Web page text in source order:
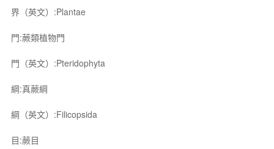
界（英文）:Plantae
門:蕨類植物門
門（英文）:Pteridophyta
綱:真蕨綱
綱（英文）:Filicopsida
目:蕨目